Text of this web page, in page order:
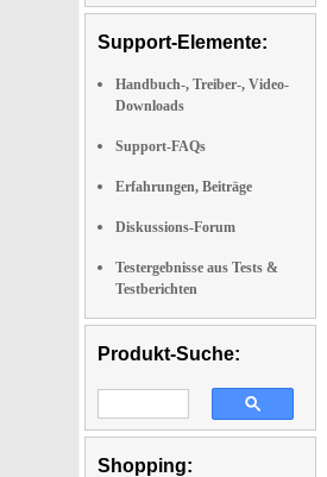
Support-Elemente:
Handbuch-, Treiber-, Video-
Downloads
Support-FAQs
Erfahrungen, Beiträge
Diskussions-Forum
Testergebnisse aus Tests &
Testberichten
Produkt-Suche:
Shopping: